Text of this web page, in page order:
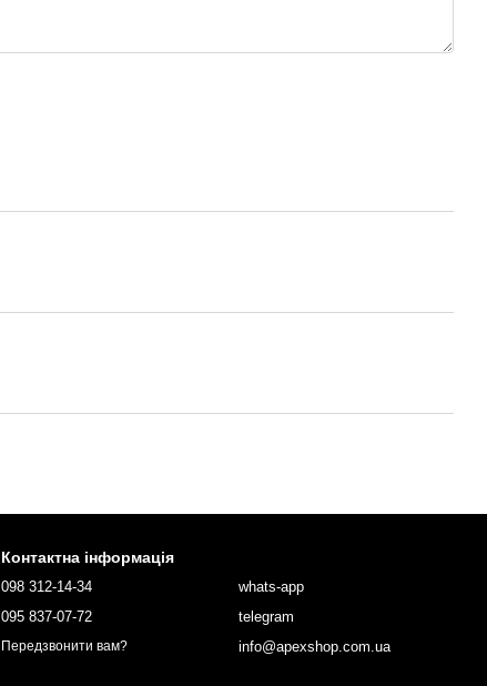
Контактна інформація
098 312-14-34
095 837-07-72
Передзвонити вам?
whats-app
telegram
info@apexshop.com.ua